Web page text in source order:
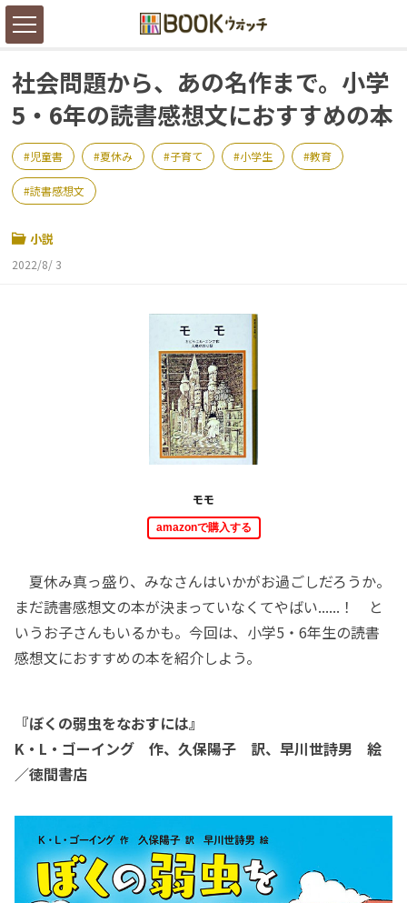
社会問題から、あの名作まで。小学
5・6年の読書感想文におすすめの本
児童書 夏休み 子育て 小学生 教育
読書感想文
小説
2022/8/ 3
モモ
amazonで購入する
夏休み真っ盛り、みなさんはいかがお過ごしだろうか。
まだ読書感想文の本が決まっていなくてやばい......！ と
いうお子さんもいるかも。今回は、小学5・6年生の読書
感想文におすすめの本を紹介しよう。
『ぼくの弱虫をなおすには』
K・L・ゴーイング 作、久保陽子 訳、早川世詩男 絵
／徳間書店